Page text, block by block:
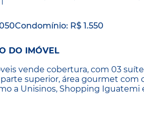
Condomínio: R$ 1.550
DO IMÓVEL
vende cobertura, com 03
parte superior, área gourmet
a Unisinos, Shopping